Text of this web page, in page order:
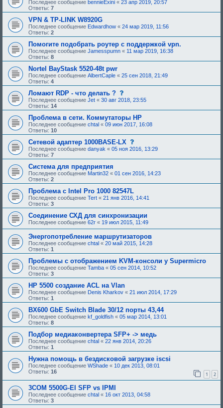
Последнее сообщение bennieExini « 23 апр 2019, 20:57
Ответы: 7
VPN & TP-LINK W8920G
Последнее сообщение Edwardhow « 24 мар 2019, 11:56
Ответы: 2
Помогите подобрать роутер с поддержкой vpn.
Последнее сообщение Jamesspumn « 11 мар 2019, 16:38
Ответы: 8
Nortel BayStask 5520-48t pwr
Последнее сообщение AlbertCaple « 25 сен 2018, 21:49
Ответы: 4
Ломают RDP - что делать ?
о
о
б
щ
е
н
и
,
т
р
у
щ
е
е
о
б
р
е
н
я
:
Последнее сообщение Jet « 30 авг 2018, 23:55
Ответы: 14
Проблема в сети. Коммутаторы HP
Последнее сообщение chtal « 09 июн 2017, 16:08
Ответы: 10
Сетевой адаптер 1000BASE-LX
о
о
б
е
н
и
,
т
р
б
у
ю
щ
о
д
о
р
н
я
:
Последнее сообщение danyak « 05 ноя 2016, 13:29
Ответы: 7
Система для предприятия
Последнее сообщение Martin32 « 01 сен 2016, 14:23
Ответы: 2
Проблема с Intel Pro 1000 82547L
Последнее сообщение Tert « 21 янв 2016, 14:41
Ответы: 3
Соединение СХД для синхронизации
Последнее сообщение 62r « 19 июл 2015, 11:49
Энергопотребление маршрутизаторов
Последнее сообщение chtal « 20 май 2015, 14:28
Ответы: 1
Проблемы с отображением KVM-консоли у Supermicro
Последнее сообщение Tamba « 05 сен 2014, 10:52
Ответы: 3
HP 5500 создание ACL на Vlan
Последнее сообщение Denis Kharkov « 21 июл 2014, 17:29
Ответы: 1
BX600 GbE Switch Blade 30/12 порты 43,44
Последнее сообщение kf_goldfish « 05 мар 2014, 13:01
Ответы: 8
Подбор медиаконвертера SFP+ -> медь
Последнее сообщение chtal « 22 янв 2014, 20:26
Ответы: 1
Нужна помощь в бездисковой загрузке iscsi
Последнее сообщение WShade « 10 дек 2013, 08:01
Ответы: 16 1 2
3COM 5500G-EI SFP vs IPMI
Последнее сообщение chtal « 16 окт 2013, 04:58
Ответы: 3